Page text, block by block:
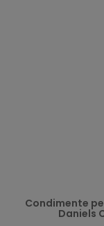
Condimente
Daniels